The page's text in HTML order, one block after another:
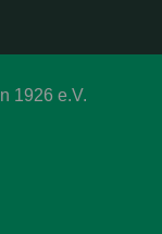
1926 e.V.